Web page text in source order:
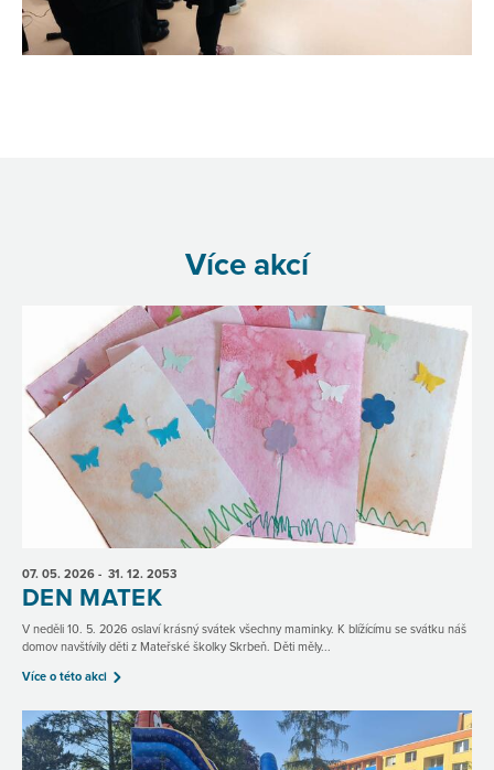
Více akcí
07. 05. 2026 - 31. 12. 2053
DEN MATEK
V neděli 10. 5. 2026 oslaví krásný svátek všechny maminky. K blížícímu se svátku náš
domov navštívily děti z Mateřské školky Skrbeň. Děti měly...
Více o této akci